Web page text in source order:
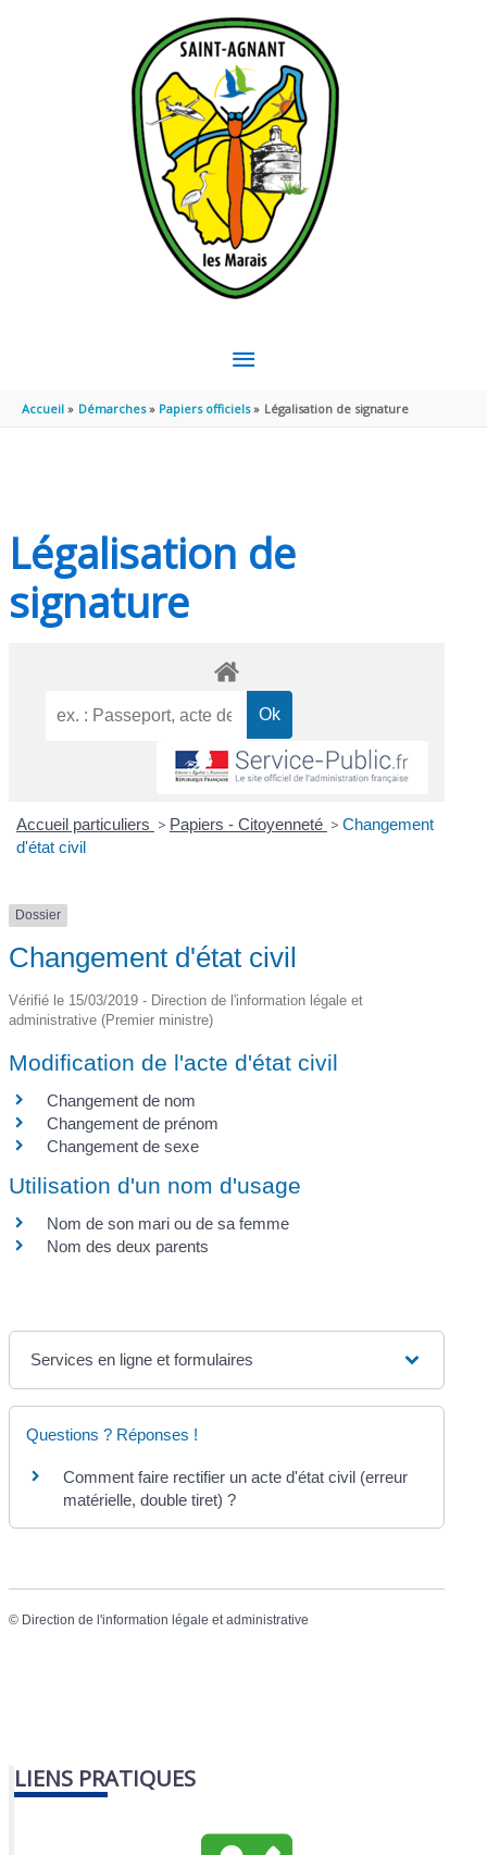
MENU
PRINCIPAL
Accueil Démarches Papiers officiels Légalisation de signature
Légalisation de
signature
Accueil particuliers > Papiers - Citoyenneté > Changement
d'état civil
Dossier
Changement d'état civil
Vérifié le 15/03/2019 - Direction de l'information légale et
administrative (Premier ministre)
Modification de l'acte d'état civil
Changement de nom
Changement de prénom
Changement de sexe
Utilisation d'un nom d'usage
Nom de son mari ou de sa femme
Nom des deux parents
Services en ligne et formulaires
Questions ? Réponses !
Comment faire rectifier un acte d'état civil (erreur
matérielle, double tiret) ?
© Direction de l'information légale et administrative
LIENS PRATIQUES